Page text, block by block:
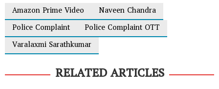
Amazon Prime Video
Naveen Chandra
Police Complaint
Police Complaint OTT
Varalaxmi Sarathkumar
RELATED ARTICLES